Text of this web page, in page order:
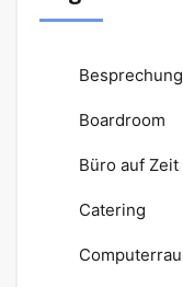
Boardroom
Büro auf Zeit
Catering